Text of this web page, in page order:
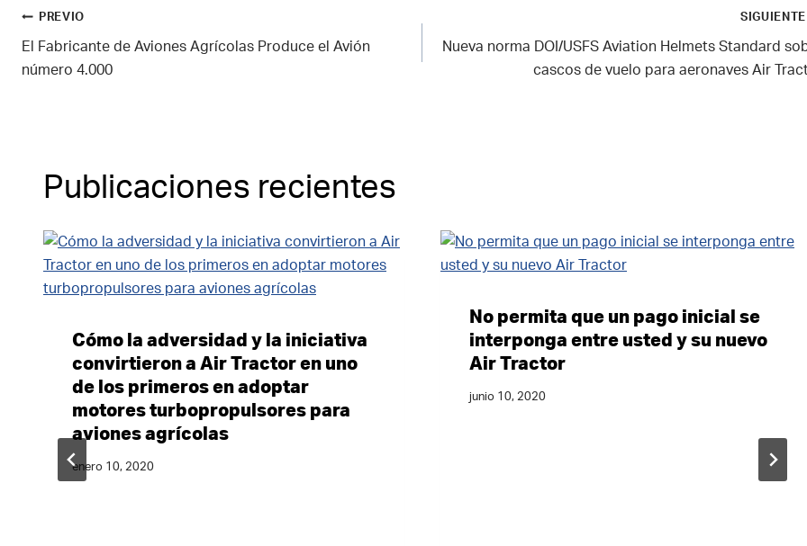
Navegación
de
PREVIO
El Fabricante de Aviones Agrícolas Produce el Avión
número 4.000
SIGUIENTE
Nueva norma DOI/USFS Aviation Helmets Standard
cascos de vuelo para aeronaves Air
Publicaciones recientes
Cómo la adversidad y la iniciativa
convirtieron a Air Tractor en uno
de los primeros en adoptar
motores turbopropulsores para
aviones agrícolas
enero 10, 2020
No permita que un pago inicial se
interponga entre usted y su nuevo
Air Tractor
junio 10, 2020